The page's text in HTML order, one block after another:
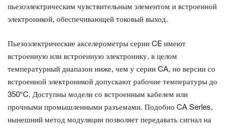
пьезоэлектрическим чувствительным элементом и встроенной
электроникой, обеспечивающей токовый выход.
Пьезоэлектрические акселерометры серии CE имеют
встроенную или встроенную электронику. в целом
температурный диапазон ниже, чем у серии CA, но версии со
встроенной электроникой допускают рабочие температуры до
350°C. Доступны модели со встроенным кабелем или
прочными промышленными разъемами. Подобно CA Serles,
нынешний метод модуляции позволяет передавать сигнал на